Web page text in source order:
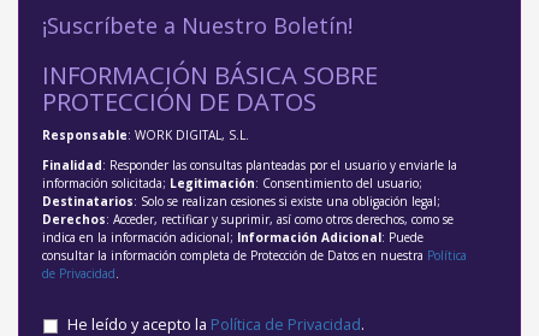
¡Suscríbete a Nuestro Boletín!
INFORMACIÓN BÁSICA SOBRE
PROTECCIÓN DE DATOS
Responsable: WORK DIGITAL, S.L.
Finalidad: Responder las consultas planteadas por el usuario y enviarle la
información solicitada; Legitimación: Consentimiento del usuario;
Destinatarios: Solo se realizan cesiones si existe una obligación legal;
Derechos: Acceder, rectificar y suprimir, así como otros derechos, como se
indica en la información adicional; Información Adicional: Puede
consultar la información completa de Protección de Datos en nuestra Política
de Privacidad.
He leído y acepto la Política de Privacidad.